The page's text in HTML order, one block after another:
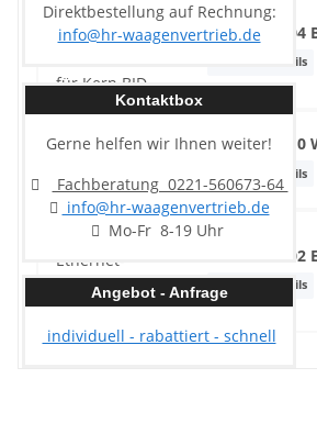
Kontaktbox
Gerne helfen wir Ihnen weiter!
Fachberatung 0221-560673-64
info@hr-waagenvertrieb.de
Mo-Fr 8-19 Uhr
Direktbestellung auf Rechnung:
info@hr-waagenvertrieb.de
Angebot - Anfrage
individuell - rabattiert - schnell
Kern KIB-
Artikeldetails
Kern KIB-A10
Artikeldetails
Kern KIB-
Artikeldetails